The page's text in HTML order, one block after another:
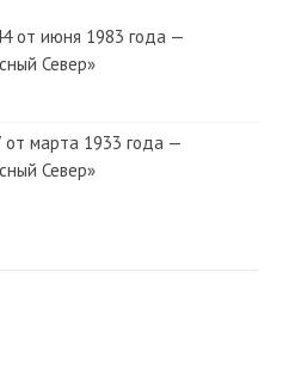
от июня 1983 года —
Север»
марта 1933 года —
Север»